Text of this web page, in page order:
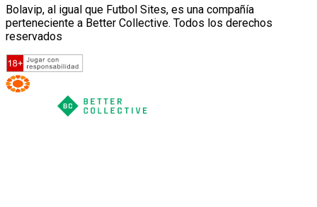
Bolavip, al igual que Futbol Sites, es una compañía
perteneciente a Better Collective. Todos los derechos
reservados